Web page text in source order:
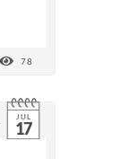
78
JUL
17